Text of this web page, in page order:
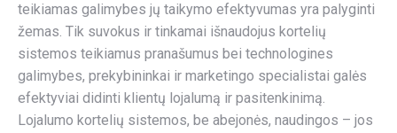
teikiamas galimybes jų taikymo efektyvumas yra palyginti
žemas. Tik suvokus ir tinkamai išnaudojus kortelių
sistemos teikiamus pranašumus bei technologines
galimybes, prekybininkai ir marketingo specialistai galės
efektyviai didinti klientų lojalumą ir pasitenkinimą.
Lojalumo kortelių sistemos, be abejonės, naudingos – jos